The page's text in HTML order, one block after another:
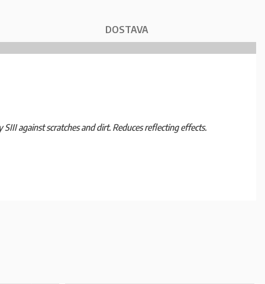
DOSTAVA
against scratches and dirt. Reduces reflecting effects.